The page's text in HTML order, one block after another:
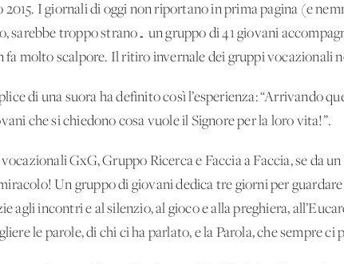
2015. I giornali di oggi non riportano in prima pagina (e
sarebbe troppo strano… un gruppo di 41 giovani
fa molto scalpore. Il ritiro invernale dei gruppi vocazionali
di una suora ha definito così l’esperienza: “Arrivando
che si chiedono cosa vuole il Signore per la loro vita!”.
GxG, Gruppo Ricerca e Faccia a Faccia, se da
Un gruppo di giovani dedica tre giorni per
agli incontri e al silenzio, al gioco e alla preghiera,
le parole, di chi ci ha parlato, e la Parola, che sempre ci